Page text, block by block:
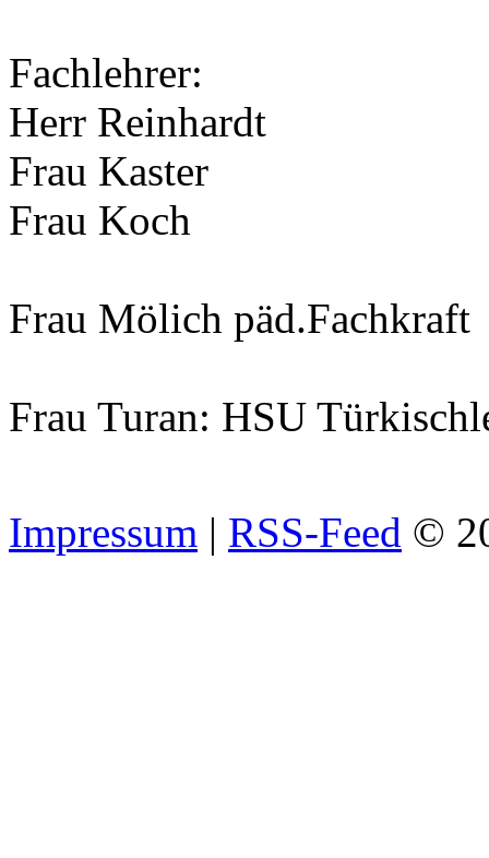
Fachlehrer:
Herr Reinhardt
Frau Kaster
Frau Koch
Frau Mölich päd.Fachkraft
Frau Turan: HSU
Impressum | RSS-Feed ©